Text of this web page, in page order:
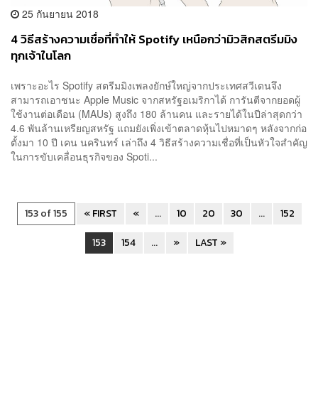
25 กันยายน 2018
4 วิธีสร้างความเชื่อที่ทำให้ Spotify เหนือกว่ามิวสิกสตรีมมิง
ทุกเจ้าในโลก
เพราะอะไร Spotify สตรีมมิงเพลงยักษ์ใหญ่จากประเทศสวีเดนจึง
สามารถเอาชนะ Apple Music จากสหรัฐอเมริกาได้ การันตีจากยอดผู้
ใช้งานต่อเดือน (MAUs) สูงถึง 180 ล้านคน และรายได้ในปีล่าสุดกว่า
4.6 พันล้านเหรียญสหรัฐ แถมยังเพิ่งเข้าตลาดหุ้นไปหมาดๆ หลังจากก่อ
ตั้งมา 10 ปี เคน นครินทร์ เล่าถึง 4 วิธีสร้างความเชื่อที่เป็นหัวใจสำคัญ
ในการขับเคลื่อนธุรกิจของ Spoti...
153 of 155 « FIRST « ... 10 20 30 ...
152
153
154 ... » LAST »